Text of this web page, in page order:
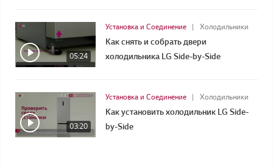
05:24
Установка и Соединение Холодильники
Как снять и собрать двери
холодильника LG Side-by-Side
03:20
Установка и Соединение Холодильники
Как установить холодильник LG Side-
by-Side